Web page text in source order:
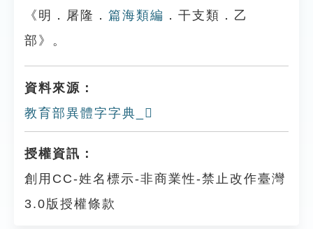
《明．屠隆． 篇海類編 ．干支類．乙
部》。
資料來源：
教育部異體字字典_𠃶
授權資訊：
創用CC-姓名標示-非商業性-禁止改作臺灣
3.0版授權條款